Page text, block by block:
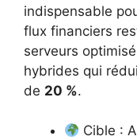
indispensable
flux financiers
serveurs
hybrides qui
de 20 %.
Cible :